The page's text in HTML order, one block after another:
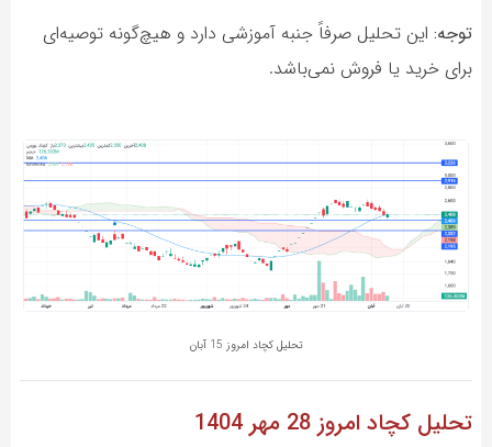
توجه: این تحلیل صرفاً جنبه آموزشی دارد و هیچ‌گونه توصیه‌ای
برای خرید یا فروش نمی‌باشد.
تحلیل کچاد امروز 15 آبان
تحلیل کچادامروز 28 مهر 1404